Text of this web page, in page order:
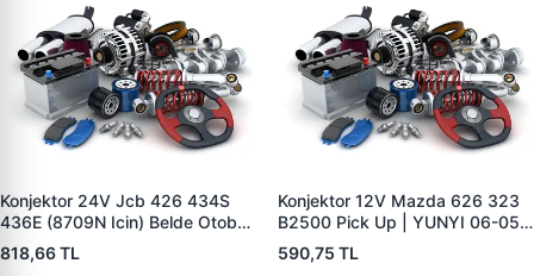
Konjektor 24V Jcb 426 434S
436E (8709N Icin) Belde Otobüs
Y.M. | YUNYI 01-034 | OEM 714
40388
818,66 TL
Konjektor 12V Mazda 626 323
B2500 Pick Up | YUNYI 06-050
| OEM 23127VB310
231150V010
590,75 TL